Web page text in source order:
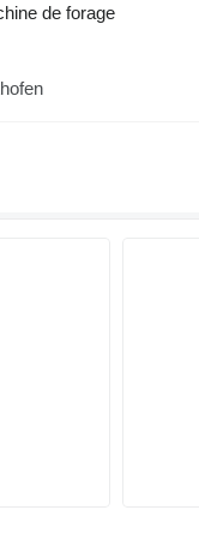
de forage